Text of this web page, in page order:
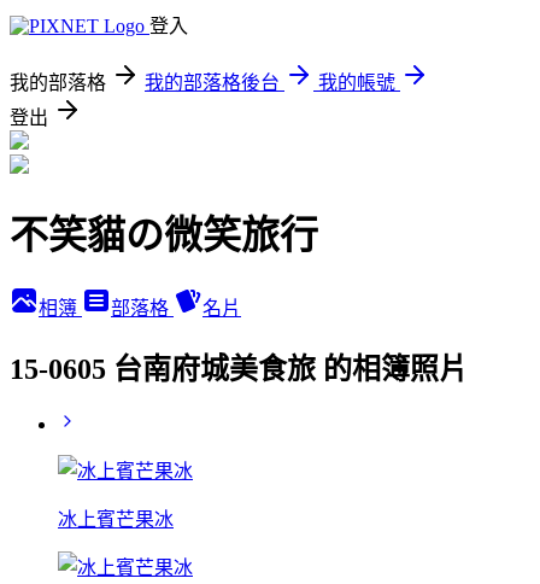
登入
我的部落格 我的部落格後台
我的帳號
登出
不笑貓の微笑旅行
相簿 部落格 名片
15-0605 台南府城美食旅 的相簿照片
冰上賓芒果冰